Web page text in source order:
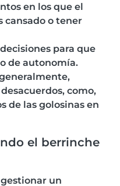
en los que el
cansado o tener
para que
de autonomía.
como,
de las golosinas en
el berrinche
un